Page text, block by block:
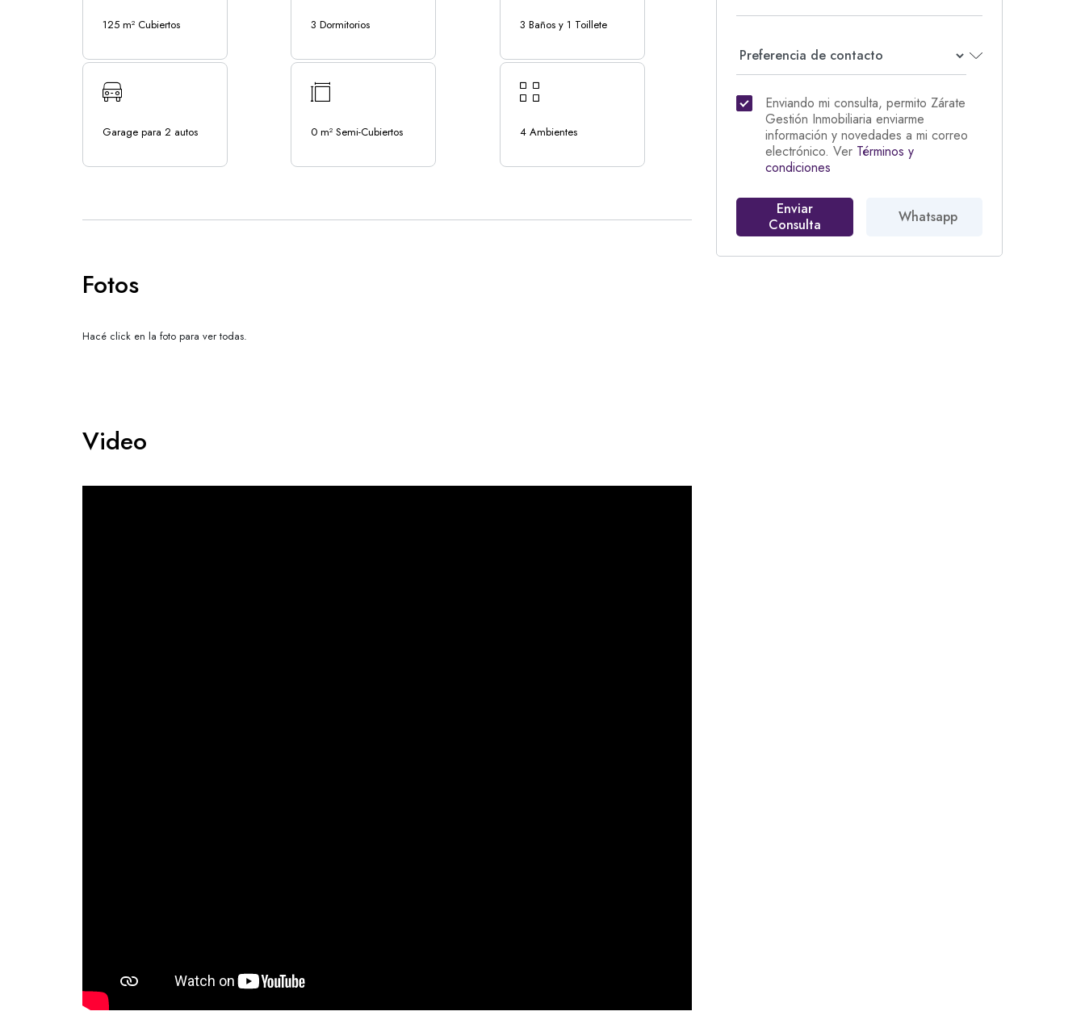
125 m² Cubiertos 3 Dormitorios 3 Baños y 1 Toillete
Garage para 2 autos 0 m² Semi-Cubiertos 4 Ambientes
Fotos
Hacé click en la foto para ver todas.
Video
Enviando mi consulta, permito Zárate
Gestión Inmobiliaria enviarme
información y novedades a mi correo
electrónico. Ver Términos y
condiciones
Enviar
Consulta
Whatsapp